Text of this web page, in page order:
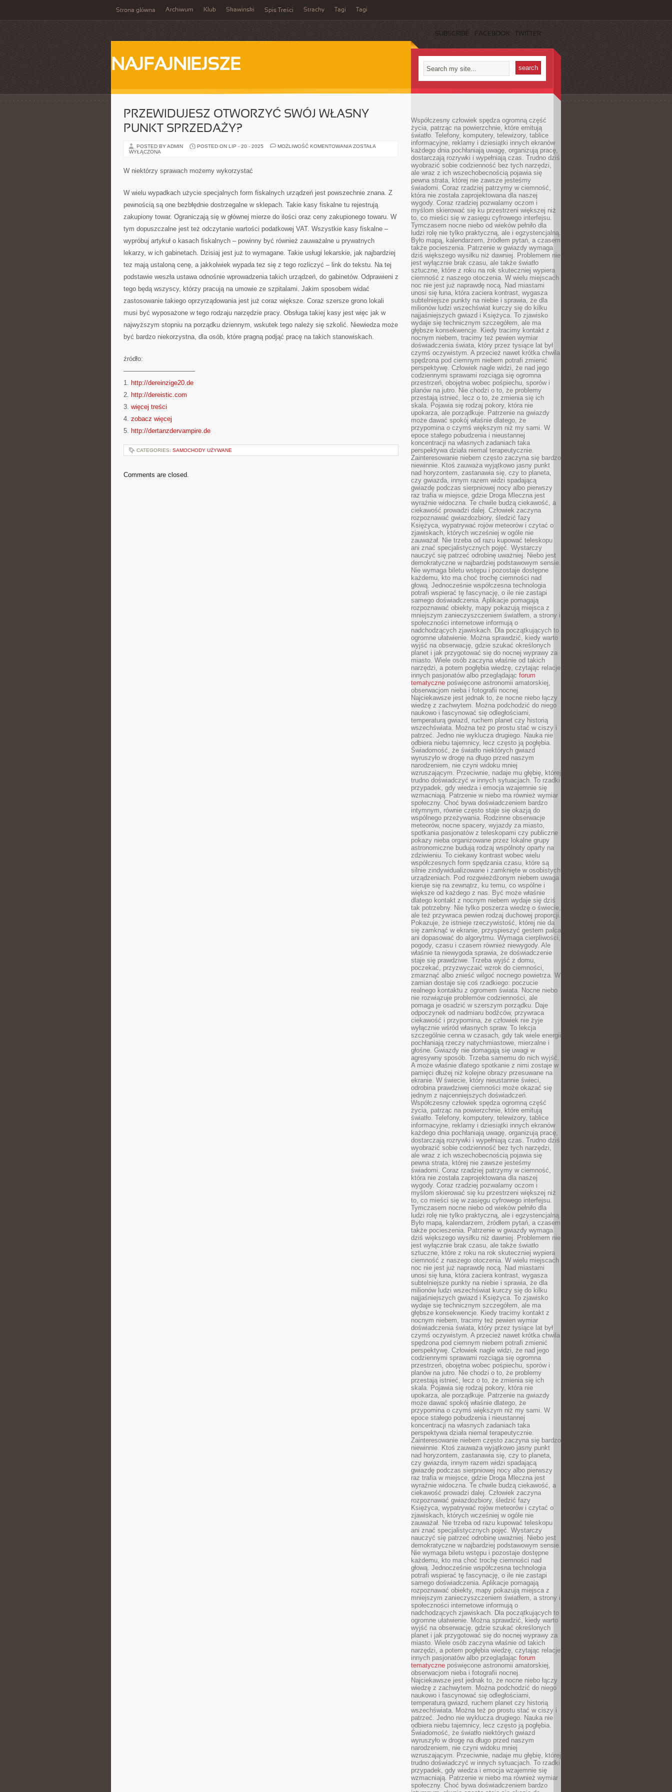
Strona główna Archiwum Klub Skawinski Spis Treści Strachy Tagi Tagi
SUBSCRIBE FACEBOOK TWITTER
NAJFAJNIEJSZE
PRZEWIDUJESZ OTWORZYĆ SWÓJ WŁASNY
PUNKT SPRZEDAŻY?
POSTED BY ADMIN POSTED ON LIP - 20 - 2025 MOŻLIWOŚĆ KOMENTOWANIA PRZEWIDUJESZ
ZOSTAŁA
WYŁĄCZONA
W niektórzy sprawach możemy wykorzystać
W wielu wypadkach użycie specjalnych form fiskalnych urządzeń jest powszechnie znana. Z
pewnością są one bezbłędnie dostrzegalne w sklepach. Takie kasy fiskalne tu rejestrują
zakupiony towar. Ograniczają się w głównej mierze do ilości oraz ceny zakupionego towaru. W
tym dopuszczalne jest też odczytanie wartości podatkowej VAT. Wszystkie kasy fiskalne –
wypróbuj artykuł o kasach fiskalnych – powinny być również zauważalne u prywatnych
lekarzy, w ich gabinetach. Dzisiaj jest już to wymagane. Takie usługi lekarskie, jak najbardziej
tez mają ustaloną cenę, a jakkolwiek wypada tez się z tego rozliczyć – link do tekstu. Na tej
podstawie weszła ustawa odnośnie wprowadzenia takich urządzeń, do gabinetów. Odprawieni z
tego będą wszyscy, którzy pracują na umowie ze szpitalami. Jakim sposobem widać
zastosowanie takiego oprzyrządowania jest już coraz większe. Coraz szersze grono lokali
musi być wyposażone w tego rodzaju narzędzie pracy. Obsługa takiej kasy jest więc jak w
najwyższym stopniu na porządku dziennym, wskutek tego należy się szkolić. Niewiedza może
być bardzo niekorzystna, dla osób, które pragną podjąć pracę na takich stanowiskach.
źródło:
———————————
1. http://dereinzige20.de
2. http://dereistic.com
3. więcej treści
4. zobacz więcej
5. http://dertanzdervampire.de
CATEGORIES: SAMOCHODY UŻYWANE
Comments are closed.
Współczesny człowiek spędza ogromną część
życia, patrząc na powierzchnie, które emitują
światło. Telefony, komputery, telewizory, tablice
informacyjne, reklamy i dziesiątki innych ekranów
każdego dnia pochłaniają uwagę, organizują pracę,
dostarczają rozrywki i wypełniają czas. Trudno dziś
wyobrazić sobie codzienność bez tych narzędzi,
ale wraz z ich wszechobecnością pojawia się
pewna strata, której nie zawsze jesteśmy
świadomi. Coraz rzadziej patrzymy w ciemność,
która nie została zaprojektowana dla naszej
wygody. Coraz rzadziej pozwalamy oczom i
myślom skierować się ku przestrzeni większej niż
to, co mieści się w zasięgu cyfrowego interfejsu.
Tymczasem nocne niebo od wieków pełniło dla
ludzi rolę nie tylko praktyczną, ale i egzystencjalną.
Było mapą, kalendarzem, źródłem pytań, a czasem
także pocieszenia. Patrzenie w gwiazdy wymaga
dziś większego wysiłku niż dawniej. Problemem nie
jest wyłącznie brak czasu, ale także światło
sztuczne, które z roku na rok skuteczniej wypiera
ciemność z naszego otoczenia. W wielu miejscach
noc nie jest już naprawdę nocą. Nad miastami
unosi się łuna, która zaciera kontrast, wygasza
subtelniejsze punkty na niebie i sprawia, że dla
milionów ludzi wszechświat kurczy się do kilku
najjaśniejszych gwiazd i Księżyca. To zjawisko
wydaje się technicznym szczegółem, ale ma
głębsze konsekwencje. Kiedy tracimy kontakt z
nocnym niebem, tracimy też pewien wymiar
doświadczenia świata, który przez tysiące lat był
czymś oczywistym. A przecież nawet krótka chwila
spędzona pod ciemnym niebem potrafi zmienić
perspektywę. Człowiek nagle widzi, że nad jego
codziennymi sprawami rozciąga się ogromna
przestrzeń, obojętna wobec pośpiechu, sporów i
planów na jutro. Nie chodzi o to, że problemy
przestają istnieć, lecz o to, że zmienia się ich
skala. Pojawia się rodzaj pokory, która nie
upokarza, ale porządkuje. Patrzenie na gwiazdy
może dawać spokój właśnie dlatego, że
przypomina o czymś większym niż my sami. W
epoce stałego pobudzenia i nieustannej
koncentracji na własnych zadaniach taka
perspektywa działa niemal terapeutycznie.
Zainteresowanie niebem często zaczyna się bardzo
niewinnie. Ktoś zauważa wyjątkowo jasny punkt
nad horyzontem, zastanawia się, czy to planeta,
czy gwiazda, innym razem widzi spadającą
gwiazdę podczas sierpniowej nocy albo pierwszy
raz trafia w miejsce, gdzie Droga Mleczna jest
wyraźnie widoczna. Te chwile budzą ciekawość, a
ciekawość prowadzi dalej. Człowiek zaczyna
rozpoznawać gwiazdozbiory, śledzić fazy
Księżyca, wypatrywać rojów meteorów i czytać o
zjawiskach, których wcześniej w ogóle nie
zauważał. Nie trzeba od razu kupować teleskopu
ani znać specjalistycznych pojęć. Wystarczy
nauczyć się patrzeć odrobinę uważniej. Niebo jest
demokratyczne w najbardziej podstawowym sensie.
Nie wymaga biletu wstępu i pozostaje dostępne
każdemu, kto ma choć trochę ciemności nad
głową. Jednocześnie współczesna technologia
potrafi wspierać tę fascynację, o ile nie zastąpi
samego doświadczenia. Aplikacje pomagają
rozpoznawać obiekty, mapy pokazują miejsca z
mniejszym zanieczyszczeniem światłem, a strony i
społeczności internetowe informują o
nadchodzących zjawiskach. Dla początkujących to
ogromne ułatwienie. Można sprawdzić, kiedy warto
wyjść na obserwację, gdzie szukać określonych
planet i jak przygotować się do nocnej wyprawy za
miasto. Wiele osób zaczyna właśnie od takich
narzędzi, a potem pogłębia wiedzę, czytając relacje
innych pasjonatów albo przeglądając forum
tematyczne poświęcone astronomii amatorskiej,
obserwacjom nieba i fotografii nocnej.
Najciekawsze jest jednak to, że nocne niebo łączy
wiedzę z zachwytem. Można podchodzić do niego
naukowo i fascynować się odległościami,
temperaturą gwiazd, ruchem planet czy historią
wszechświata. Można też po prostu stać w ciszy i
patrzeć. Jedno nie wyklucza drugiego. Nauka nie
odbiera niebu tajemnicy, lecz często ją pogłębia.
Świadomość, że światło niektórych gwiazd
wyruszyło w drogę na długo przed naszym
narodzeniem, nie czyni widoku mniej
wzruszającym. Przeciwnie, nadaje mu głębię, której
trudno doświadczyć w innych sytuacjach. To rzadki
przypadek, gdy wiedza i emocja wzajemnie się
wzmacniają. Patrzenie w niebo ma również wymiar
społeczny. Choć bywa doświadczeniem bardzo
intymnym, równie często staje się okazją do
wspólnego przeżywania. Rodzinne obserwacje
meteorów, nocne spacery, wyjazdy za miasto,
spotkania pasjonatów z teleskopami czy publiczne
pokazy nieba organizowane przez lokalne grupy
astronomiczne budują rodzaj wspólnoty oparty na
zdziwieniu. To ciekawy kontrast wobec wielu
współczesnych form spędzania czasu, które są
silnie zindywidualizowane i zamknięte w osobistych
urządzeniach. Pod rozgwieżdżonym niebem uwaga
kieruje się na zewnątrz, ku temu, co wspólne i
większe od każdego z nas. Być może właśnie
dlatego kontakt z nocnym niebem wydaje się dziś
tak potrzebny. Nie tylko poszerza wiedzę o świecie,
ale też przywraca pewien rodzaj duchowej proporcji.
Pokazuje, że istnieje rzeczywistość, której nie da
się zamknąć w ekranie, przyspieszyć gestem palca
ani dopasować do algorytmu. Wymaga cierpliwości,
pogody, czasu i czasem również niewygody. Ale
właśnie ta niewygoda sprawia, że doświadczenie
staje się prawdziwe. Trzeba wyjść z domu,
poczekać, przyzwyczaić wzrok do ciemności,
zmarznąć albo znieść wilgoć nocnego powietrza. W
zamian dostaje się coś rzadkiego: poczucie
realnego kontaktu z ogromem świata. Nocne niebo
nie rozwiązuje problemów codzienności, ale
pomaga je osadzić w szerszym porządku. Daje
odpoczynek od nadmiaru bodźców, przywraca
ciekawość i przypomina, że człowiek nie żyje
wyłącznie wśród własnych spraw. To lekcja
szczególnie cenna w czasach, gdy tak wiele energii
pochłaniają rzeczy natychmiastowe, mierzalne i
głośne. Gwiazdy nie domagają się uwagi w
agresywny sposób. Trzeba samemu do nich wyjść.
A może właśnie dlatego spotkanie z nimi zostaje w
pamięci dłużej niż kolejne obrazy przesuwane na
ekranie. W świecie, który nieustannie świeci,
odrobina prawdziwej ciemności może okazać się
jednym z najcenniejszych doświadczeń.
Współczesny człowiek spędza ogromną część
życia, patrząc na powierzchnie, które emitują
światło. Telefony, komputery, telewizory, tablice
informacyjne, reklamy i dziesiątki innych ekranów
każdego dnia pochłaniają uwagę, organizują pracę,
dostarczają rozrywki i wypełniają czas. Trudno dziś
wyobrazić sobie codzienność bez tych narzędzi,
ale wraz z ich wszechobecnością pojawia się
pewna strata, której nie zawsze jesteśmy
świadomi. Coraz rzadziej patrzymy w ciemność,
która nie została zaprojektowana dla naszej
wygody. Coraz rzadziej pozwalamy oczom i
myślom skierować się ku przestrzeni większej niż
to, co mieści się w zasięgu cyfrowego interfejsu.
Tymczasem nocne niebo od wieków pełniło dla
ludzi rolę nie tylko praktyczną, ale i egzystencjalną.
Było mapą, kalendarzem, źródłem pytań, a czasem
także pocieszenia. Patrzenie w gwiazdy wymaga
dziś większego wysiłku niż dawniej. Problemem nie
jest wyłącznie brak czasu, ale także światło
sztuczne, które z roku na rok skuteczniej wypiera
ciemność z naszego otoczenia. W wielu miejscach
noc nie jest już naprawdę nocą. Nad miastami
unosi się łuna, która zaciera kontrast, wygasza
subtelniejsze punkty na niebie i sprawia, że dla
milionów ludzi wszechświat kurczy się do kilku
najjaśniejszych gwiazd i Księżyca. To zjawisko
wydaje się technicznym szczegółem, ale ma
głębsze konsekwencje. Kiedy tracimy kontakt z
nocnym niebem, tracimy też pewien wymiar
doświadczenia świata, który przez tysiące lat był
czymś oczywistym. A przecież nawet krótka chwila
spędzona pod ciemnym niebem potrafi zmienić
perspektywę. Człowiek nagle widzi, że nad jego
codziennymi sprawami rozciąga się ogromna
przestrzeń, obojętna wobec pośpiechu, sporów i
planów na jutro. Nie chodzi o to, że problemy
przestają istnieć, lecz o to, że zmienia się ich
skala. Pojawia się rodzaj pokory, która nie
upokarza, ale porządkuje. Patrzenie na gwiazdy
może dawać spokój właśnie dlatego, że
przypomina o czymś większym niż my sami. W
epoce stałego pobudzenia i nieustannej
koncentracji na własnych zadaniach taka
perspektywa działa niemal terapeutycznie.
Zainteresowanie niebem często zaczyna się bardzo
niewinnie. Ktoś zauważa wyjątkowo jasny punkt
nad horyzontem, zastanawia się, czy to planeta,
czy gwiazda, innym razem widzi spadającą
gwiazdę podczas sierpniowej nocy albo pierwszy
raz trafia w miejsce, gdzie Droga Mleczna jest
wyraźnie widoczna. Te chwile budzą ciekawość, a
ciekawość prowadzi dalej. Człowiek zaczyna
rozpoznawać gwiazdozbiory, śledzić fazy
Księżyca, wypatrywać rojów meteorów i czytać o
zjawiskach, których wcześniej w ogóle nie
zauważał. Nie trzeba od razu kupować teleskopu
ani znać specjalistycznych pojęć. Wystarczy
nauczyć się patrzeć odrobinę uważniej. Niebo jest
demokratyczne w najbardziej podstawowym sensie.
Nie wymaga biletu wstępu i pozostaje dostępne
każdemu, kto ma choć trochę ciemności nad
głową. Jednocześnie współczesna technologia
potrafi wspierać tę fascynację, o ile nie zastąpi
samego doświadczenia. Aplikacje pomagają
rozpoznawać obiekty, mapy pokazują miejsca z
mniejszym zanieczyszczeniem światłem, a strony i
społeczności internetowe informują o
nadchodzących zjawiskach. Dla początkujących to
ogromne ułatwienie. Można sprawdzić, kiedy warto
wyjść na obserwację, gdzie szukać określonych
planet i jak przygotować się do nocnej wyprawy za
miasto. Wiele osób zaczyna właśnie od takich
narzędzi, a potem pogłębia wiedzę, czytając relacje
innych pasjonatów albo przeglądając forum
tematyczne poświęcone astronomii amatorskiej,
obserwacjom nieba i fotografii nocnej.
Najciekawsze jest jednak to, że nocne niebo łączy
wiedzę z zachwytem. Można podchodzić do niego
naukowo i fascynować się odległościami,
temperaturą gwiazd, ruchem planet czy historią
wszechświata. Można też po prostu stać w ciszy i
patrzeć. Jedno nie wyklucza drugiego. Nauka nie
odbiera niebu tajemnicy, lecz często ją pogłębia.
Świadomość, że światło niektórych gwiazd
wyruszyło w drogę na długo przed naszym
narodzeniem, nie czyni widoku mniej
wzruszającym. Przeciwnie, nadaje mu głębię, której
trudno doświadczyć w innych sytuacjach. To rzadki
przypadek, gdy wiedza i emocja wzajemnie się
wzmacniają. Patrzenie w niebo ma również wymiar
społeczny. Choć bywa doświadczeniem bardzo